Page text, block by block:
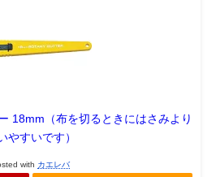
18mm（布を切るときにはさみより
やすいです）
with カエレバ